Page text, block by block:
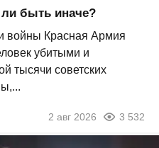
быть иначе?
войны Красная Армия
убитыми и
тысячи советских
2 авг 2026 3 532